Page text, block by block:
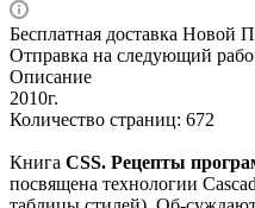
Бесплатная доставка Новой
Отправка на следующий
Описание
2010г.
Количество страниц: 672
Книга CSS. Рецепты
посвящена технологии